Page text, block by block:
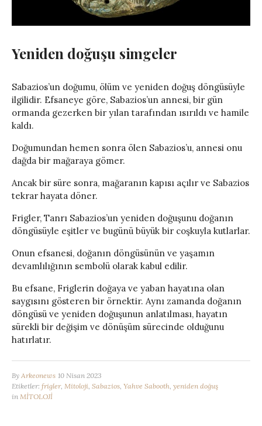
Yeniden doğuşu simgeler
Sabazios’un doğumu, ölüm ve yeniden doğuş döngüsüyle
ilgilidir. Efsaneye göre, Sabazios’un annesi, bir gün
ormanda gezerken bir yılan tarafından ısırıldı ve hamile
kaldı.
Doğumundan hemen sonra ölen Sabazios’u, annesi onu
dağda bir mağaraya gömer.
Ancak bir süre sonra, mağaranın kapısı açılır ve Sabazios
tekrar hayata döner.
Frigler, Tanrı Sabazios’un yeniden doğuşunu doğanın
döngüsüyle eşitler ve bugünü büyük bir coşkuyla kutlarlar.
Onun efsanesi, doğanın döngüsünün ve yaşamın
devamlılığının sembolü olarak kabul edilir.
Bu efsane, Friglerin doğaya ve yaban hayatına olan
saygısını gösteren bir örnektir. Aynı zamanda doğanın
döngüsü ve yeniden doğuşunun anlatılması, hayatın
sürekli bir değişim ve dönüşüm sürecinde olduğunu
hatırlatır.
By Arkeonews 10 Nisan 2023
Etiketler: frigler, Mitoloji Sabazios Yahve Sabooth yeniden doğuş
in MİTOLOJİ